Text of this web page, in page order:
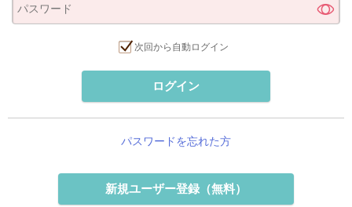
次回から自動ログイン
ログイン
パスワードを忘れた方
新規ユーザー登録（無料）